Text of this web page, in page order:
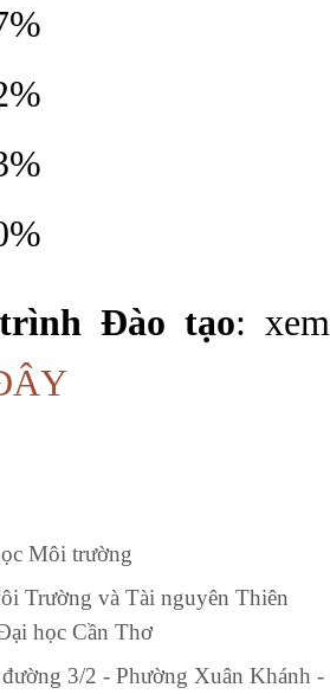
Đào tạo: xem
Môi trường
Trường và Tài nguyên Thiên
học Cần Thơ
3/2 - Phường Xuân Khánh -